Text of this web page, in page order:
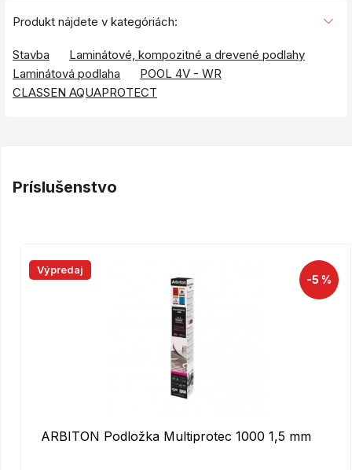
Produkt nájdete v kategóriách:
Stavba
Laminátové, kompozitné a drevené podlahy
Laminátová podlaha
POOL 4V - WR
CLASSEN AQUAPROTECT
Príslušenstvo
-5 %
Výpredaj
ARBITON Podložka Multiprotec 1000 1,5 mm